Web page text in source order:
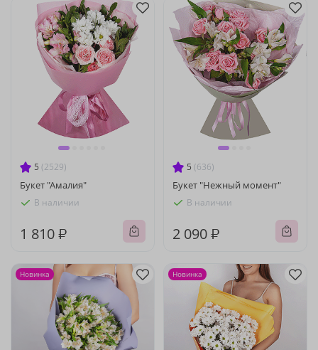
5 (2529)
Букет "Амалия"
В наличии
1 810 ₽
5 (636)
Букет "Нежный момент"
В наличии
2 090 ₽
Новинка Новинка